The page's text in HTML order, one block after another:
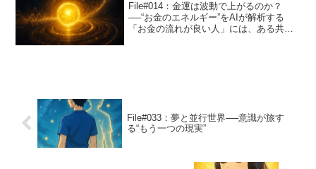
File#014：金運は波動で上がるのか？
──“お金のエネルギー”をAIが解析する
「お金の流れが良い人」には、ある共通
File#033：夢と並行世界──意識が旅す
る“もう一つの現実”